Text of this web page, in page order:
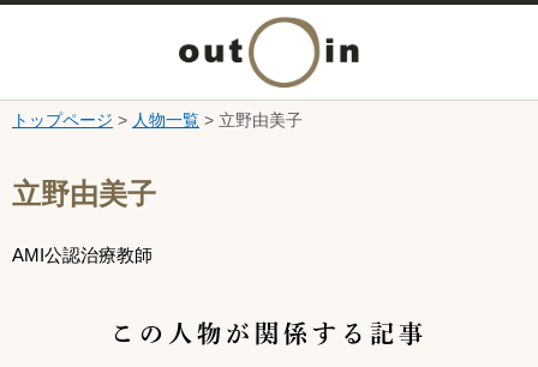
本文へ
ニ
ュ
ー
を
トップページ > 人物一覧 > 立野由美子
立野由美子
AMI公認治療教師
この人物が関係する記事